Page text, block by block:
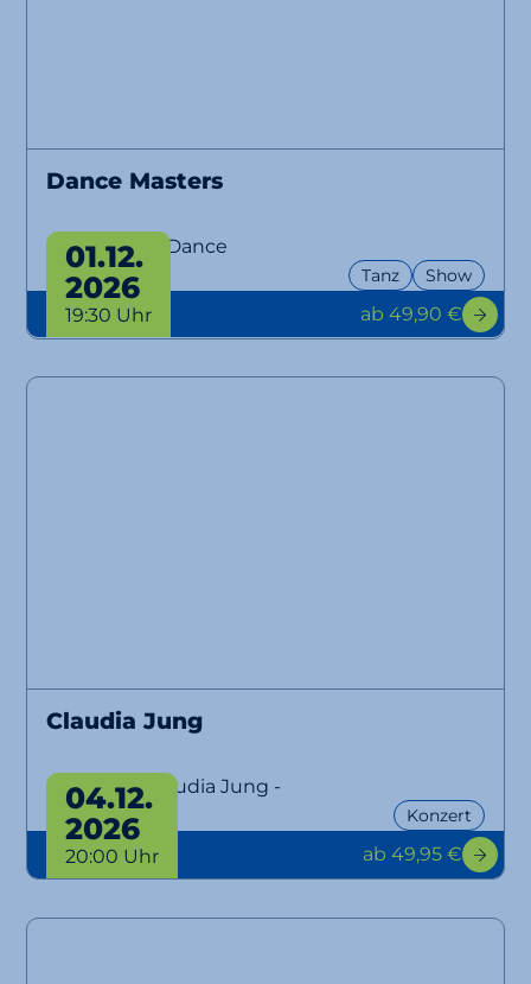
Dance Masters
Best Of Irish Dance
Tanz Show
01.12.
2026
19:30 Uhr ab 49,90 €
Claudia Jung
- 40 Jahre Claudia Jung -
Konzert
04.12.
2026
20:00 Uhr ab 49,95 €